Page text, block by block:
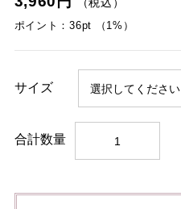
ポイント：36pt （1%）
サイズ
合計数量